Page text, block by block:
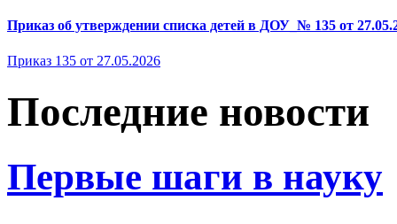
Приказ об утверждении списка детей в ДОУ_№ 135 от
Приказ 135 от 27.05.2026
Последние новости
Первые шаги в науку